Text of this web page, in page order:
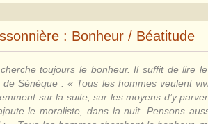
: Bonheur / Béatitude
cherche toujours le bonheur. Il suffit de lire
de Sénèque : « Tous les hommes veulent
sur la suite, sur les moyens d’y
le moraliste, dans la nuit. Pensons